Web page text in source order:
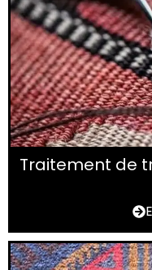
Traitement de